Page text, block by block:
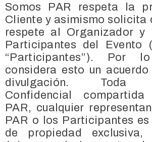
Somos PAR respeta la
Cliente y asimismo solicita
respete al Organizador y
Participantes del Evento
“Participantes”). Por
considera esto un
divulgación. Toda
Confidencial
PAR, cualquier
PAR o los Participantes
de propiedad exclusiva,